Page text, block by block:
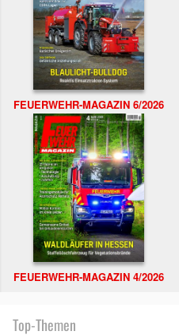
FEUERWEHR-MAGAZIN 6/2026
FEUERWEHR-MAGAZIN 4/2026
Top-Themen